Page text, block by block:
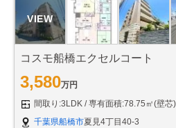
コスモ船橋エクセルコート
3,580万円
間取り:3LDK
専有面積:78.75㎡(壁芯)
千葉県船橋市夏見4丁目40-3